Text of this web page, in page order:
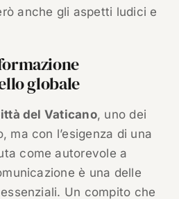
anche gli aspetti ludici e
globale
del Vaticano, uno dei
ma con l’esigenza di una
come autorevole a
è una delle
Un compito che